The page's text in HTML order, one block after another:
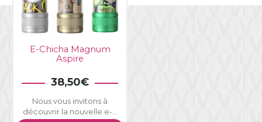
E-Chicha Magnum
Aspire
38,50€
Nous vous invitons à
découvrir la nouvelle e-...
Connexion